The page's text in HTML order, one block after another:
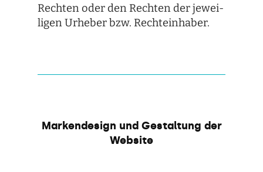
Rech­ten oder den Rech­ten der jewei­
li­gen Urhe­ber bzw. Rechteinhaber.
Markendesign und Gestaltung der
Website